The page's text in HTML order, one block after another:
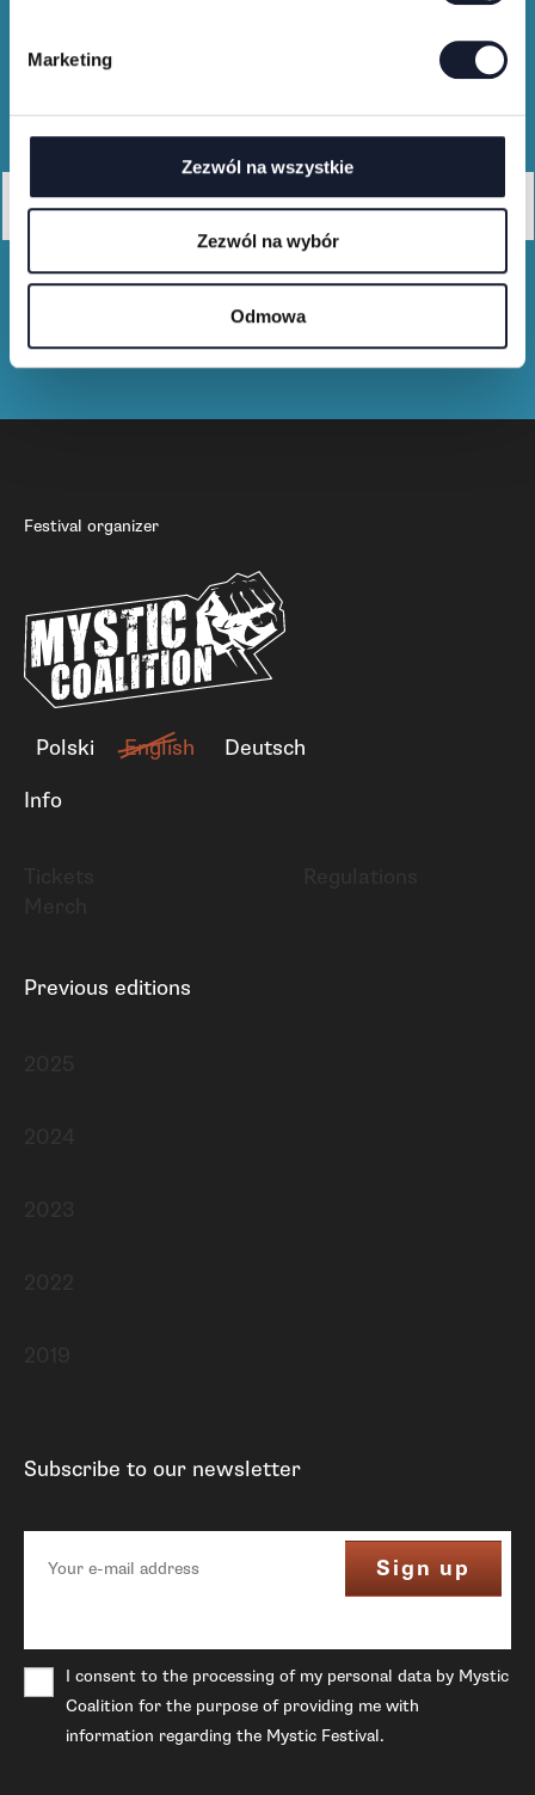
Marketing
Zezwól na wszystkie
Zezwól na wybór
Odmowa
Merch shop
Buy festival T-shirts and merchandise
Festival organizer
Polski English
Deutsch
Info
Previous editions
Subscribe to our newsletter
I consent to the processing of my personal data by Mystic
Coalition for the purpose of providing me with
information regarding the Mystic Festival.